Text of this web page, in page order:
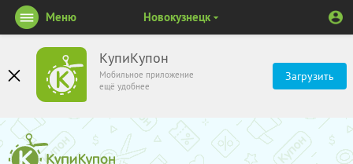
КупиКупон
Мобильное приложение
ещё удобнее
Загрузить
Меню Новокузнецк